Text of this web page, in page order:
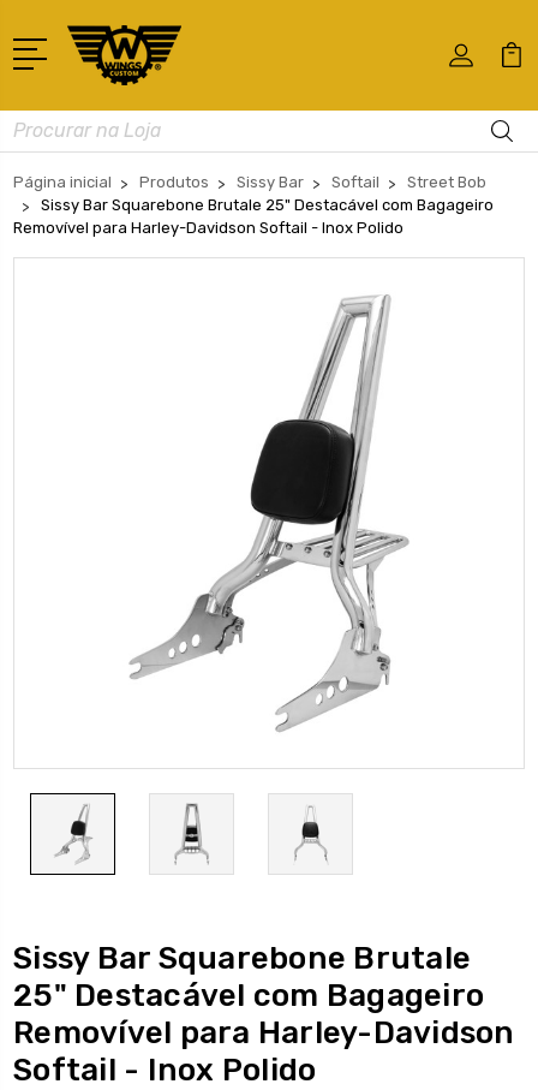
Busca
Página inicial Produtos Sissy Bar Softail
Street Bob
Sissy Bar Squarebone Brutale 25" Destacável com Bagageiro
Removível para Harley-Davidson Softail - Inox Polido
Sissy Bar Squarebone Brutale
25" Destacável com Bagageiro
Removível para Harley-Davidson
Softail - Inox Polido